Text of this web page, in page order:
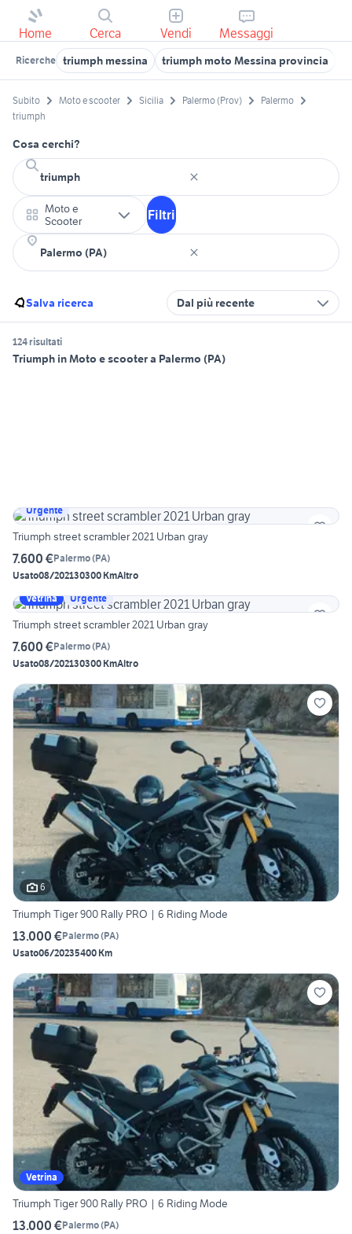
Home Cerca Vendi Messaggi
Ricerche triumph messina triumph moto Messina provincia
Subito Moto e scooter Sicilia Palermo (Prov)
Palermo
triumph
Cosa cerchi?
Moto e
Scooter
Filtri
Salva ricerca Dal più recente
124 risultati
Triumph in Moto e scooter a Palermo (PA)
Urgente
Triumph street scrambler 2021 Urban gray
7.600 €Palermo(PA)
Usato08/202130300 KmAltro
Vetrina
Urgente
Triumph street scrambler 2021 Urban gray
7.600 €Palermo(PA)
Usato08/202130300 KmAltro
6
Triumph Tiger 900 Rally PRO | 6 Riding Mode
13.000 €Palermo(PA)
Usato06/20235400 Km
Vetrina
Triumph Tiger 900 Rally PRO | 6 Riding Mode
13.000 €Palermo(PA)